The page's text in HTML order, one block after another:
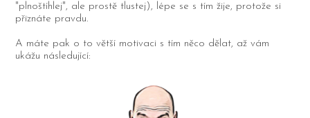
"plnoštíhlej", ale prostě tlustej), lépe se s tím žije, protože si
přiznáte pravdu.
A máte pak o to větší motivaci s tím něco dělat, až vám
ukážu následující: